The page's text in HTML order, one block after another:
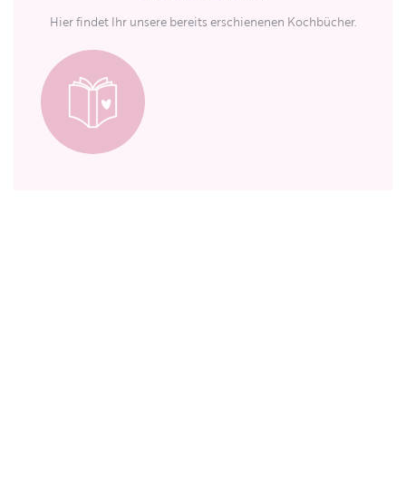
Hier findet Ihr unsere bereits erschienenen Kochbücher.